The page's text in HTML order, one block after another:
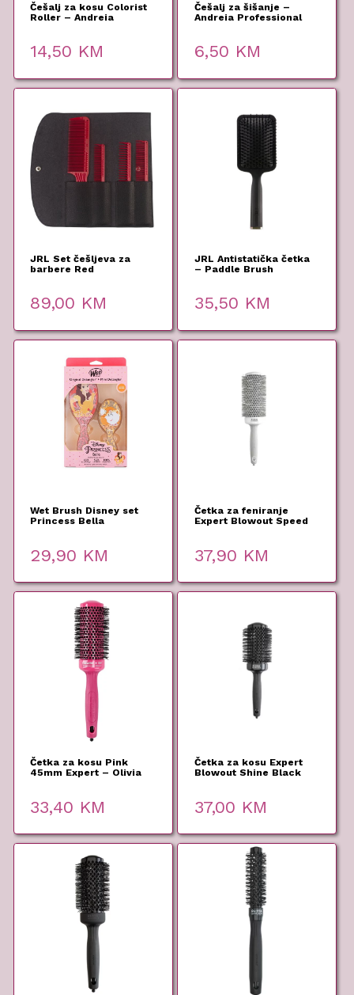
Češalj za kosu Colorist
Roller – Andreia
14,50 KM
Češalj za šišanje –
Andreia Professional
6,50 KM
JRL Set češljeva za
barbere Red
89,00 KM
JRL Antistatička četka
– Paddle Brush
35,50 KM
Wet Brush Disney set
Princess Bella
29,90 KM
Četka za feniranje
Expert Blowout Speed
37,90 KM
Četka za kosu Pink
45mm Expert – Olivia
33,40 KM
Četka za kosu Expert
Blowout Shine Black
37,00 KM